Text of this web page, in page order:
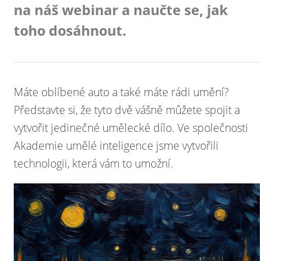
na náš webinar a naučte se, jak
toho dosáhnout.
Máte oblíbené auto a také máte rádi umění?
Představte si, že tyto dvě vášně můžete spojit a
vytvořit jedinečné umělecké dílo. Ve společnosti
Akademie umělé inteligence jsme vytvořili
technologii, která vám to umožní.